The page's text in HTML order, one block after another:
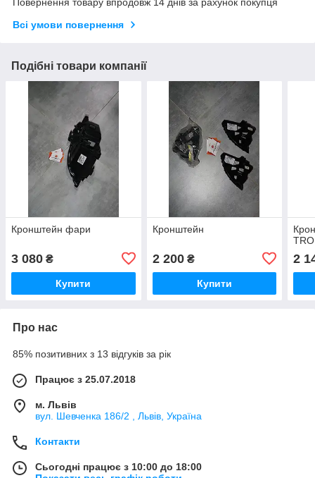
Повернення товару впродовж 14 днів за рахунок покупця
Всі умови повернення
Подібні товари компанії
Кронштейн фари
3 080 ₴
Купити
Кронштейн
2 200₴
Купити
2
Про нас
85% позитивних з 13 відгуків за рік
Працює з 25.07.2018
м. Львів
вул. Шевченка 186/2 , Львів, Україна
Контакти
Сьогодні працює з 10:00 до 18:00